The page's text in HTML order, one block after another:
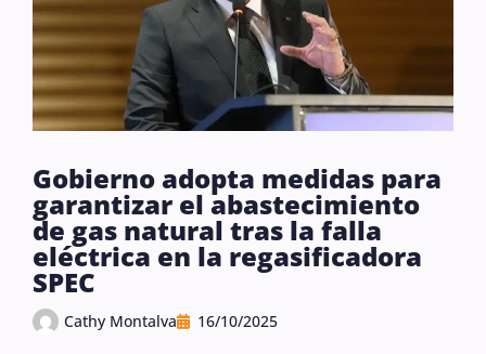
Gobierno adopta medidas para
garantizar el abastecimiento
de gas natural tras la falla
eléctrica en la regasificadora
SPEC
Cathy Montalva 16/10/2025